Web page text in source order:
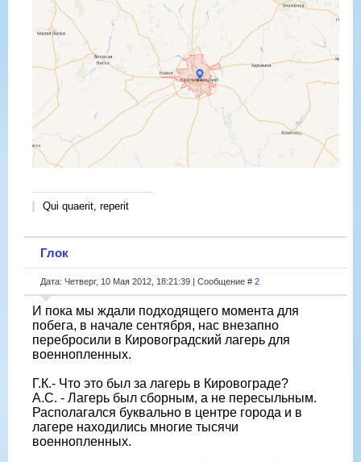
Qui quaerit, reperit
Глок
Дата: Четверг, 10 Мая 2012, 18:21:39 | Сообщение # 2
И пока мы ждали подходящего момента для
побега, в начале сентября, нас внезапно
перебросили в Кировоградский лагерь для
военнопленных.
Г.К.- Что это был за лагерь в Кировограде?
А.С. - Лагерь был сборным, а не пересыльным.
Располагался буквально в центре города и в
лагере находились многие тысячи
военнопленных.